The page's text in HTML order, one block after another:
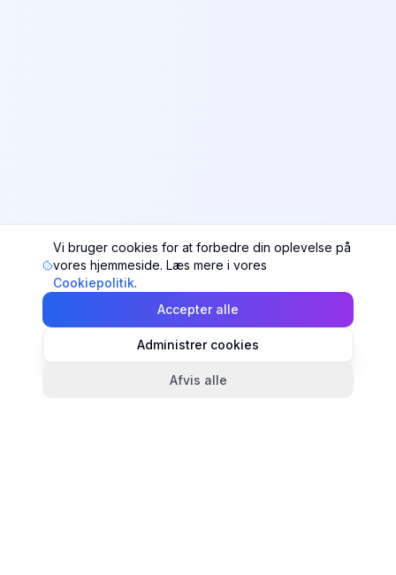
Vi bruger cookies for at forbedre din oplevelse på
vores hjemmeside. Læs mere i vores
Cookiepolitik.
Accepter alle
Administrer cookies
Afvis alle